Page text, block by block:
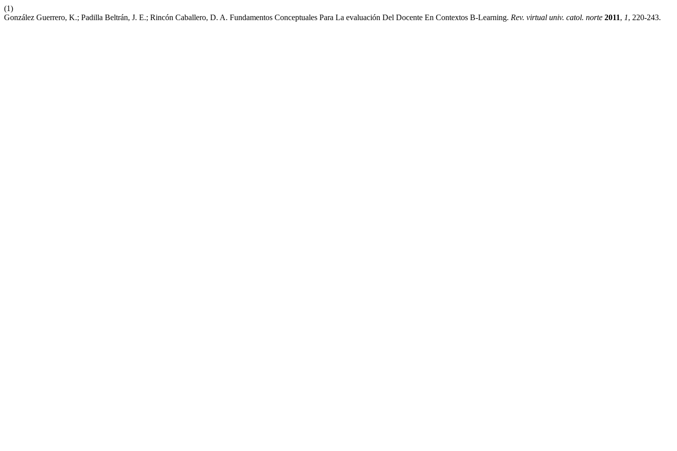
(1)
González Guerrero, K.; Padilla Beltrán, J. E.; Rincón Caballero, D. A. Fundamentos Conceptuales Para La evaluación Del Docente En Contextos B-Learning. Rev. virtual univ. catol. norte 2011, 1, 220-243.